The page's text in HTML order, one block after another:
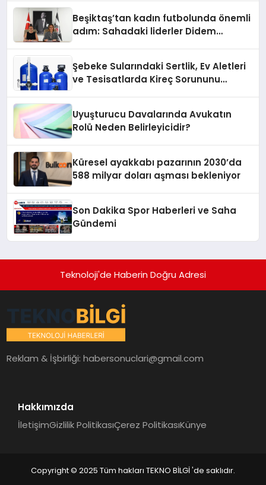
Beşiktaş’tan kadın futbolunda önemli
adım: Sahadaki liderler Didem
Şebeke Sularındaki Sertlik, Ev Aletleri
ve Tesisatlarda Kireç Sorununu
Uyuşturucu Davalarında Avukatın
Rolü Neden Belirleyicidir?
Küresel ayakkabı pazarının 2030’da
588 milyar doları aşması bekleniyor
Son Dakika Spor Haberleri ve Saha
Gündemi
Teknoloji'de Haberin Doğru Adresi
Reklam & İşbirliği:habersonuclari@gmail.com
Hakkımızda
İletişimGizlilik PolitikasıÇerez PolitikasıKünye
Copyright © 2025 Tüm hakları TEKNO BİLGİ 'de saklıdır.